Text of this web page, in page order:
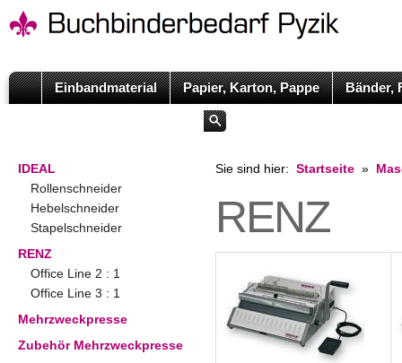
Einbandmaterial Papier, Karton, Pappe Bänder,
IDEAL
Rollenschneider
Hebelschneider
Stapelschneider
RENZ
Office Line 2 : 1
Office Line 3 : 1
Mehrzweckpresse
Zubehör Mehrzweckpresse
Sie sind hier: Startseite »
RENZ